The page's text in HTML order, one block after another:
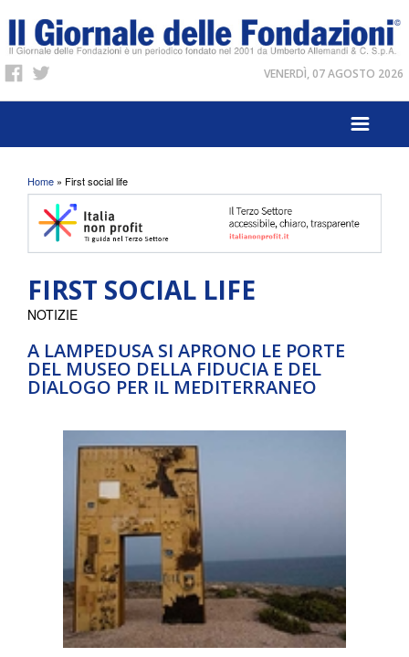
VENERDÌ, 07 AGOSTO 2026
Tu sei qui
Home » First social life
FIRST SOCIAL LIFE
A LAMPEDUSA SI APRONO LE PORTE
DEL MUSEO DELLA FIDUCIA E DEL
DIALOGO PER IL MEDITERRANEO
NOTIZIE